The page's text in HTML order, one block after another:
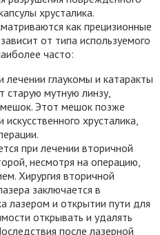
хрусталика.
как прецизионные
от типа используемого
часто:
лечении глаукомы и катаракты
старую мутную линзу,
мешок. Этот мешок позже
хрусталика,
при лечении вторичной
несмотря на операцию,
Хирургия вторичной
заключается в
лазером и открытии пути для
открывать и удалять
после лазерной